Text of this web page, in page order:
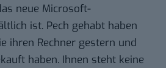
neue Microsoft-
ist. Pech gehabt haben
ihren Rechner gestern und
haben. Ihnen steht keine